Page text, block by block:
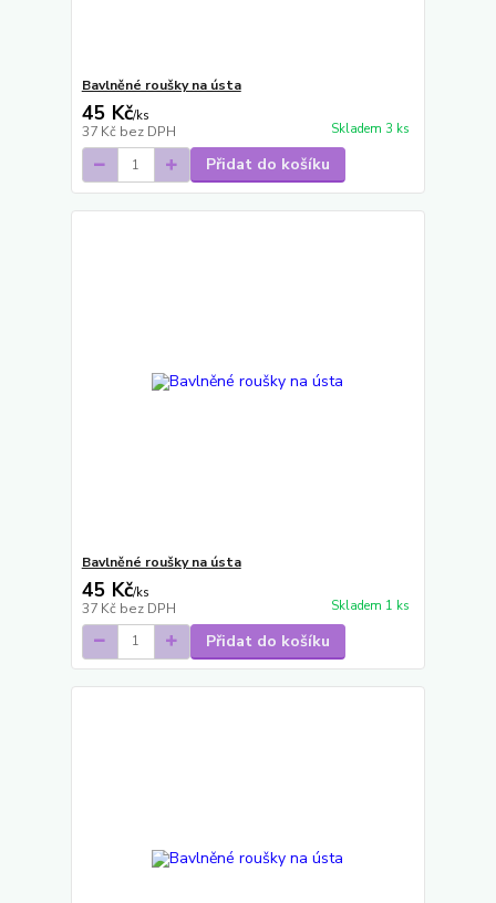
Bavlněné roušky na ústa
45 Kč/ks
37 Kč bez DPH Skladem 3 ks
Přidat do košíku
Bavlněné roušky na ústa
45 Kč/ks
37 Kč bez DPH Skladem 1 ks
Přidat do košíku